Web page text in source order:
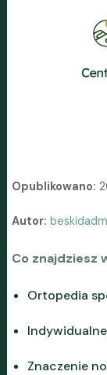
Opublikowano:
Autor:
Co znajdziesz
Ortopedia
Znaczenie